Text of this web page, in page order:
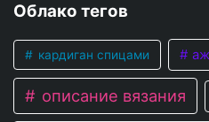
Облако тегов
кардиган спицами
описание вязания